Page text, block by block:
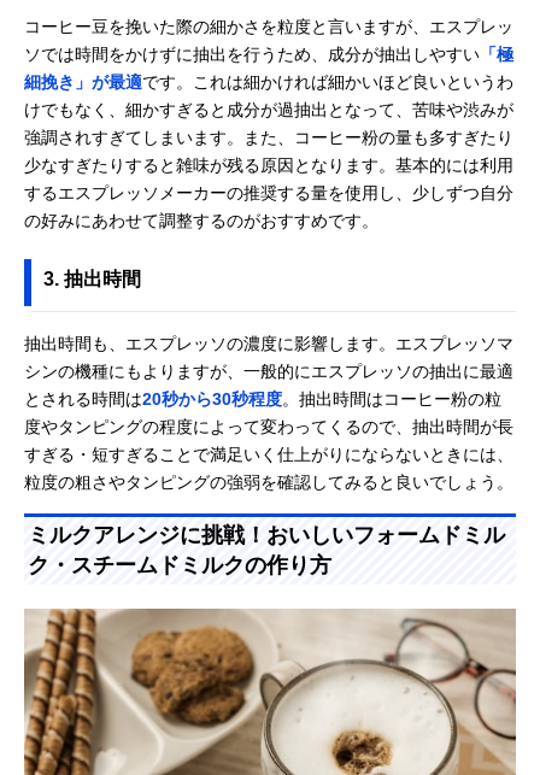
コーヒー豆を挽いた際の細かさを粒度と言いますが、エスプレッ
ソでは時間をかけずに抽出を行うため、成分が抽出しやすい 「極
細挽き」が最適です。これは細かければ細かいほど良いというわ
けでもなく、細かすぎると成分が過抽出となって、苦味や渋みが
強調されすぎてしまいます。また、コーヒー粉の量も多すぎたり
少なすぎたりすると雑味が残る原因となります。基本的には利用
するエスプレッソメーカーの推奨する量を使用し、少しずつ自分
の好みにあわせて調整するのがおすすめです。
3. 抽出時間
抽出時間も、エスプレッソの濃度に影響します。エスプレッソマ
シンの機種にもよりますが、一般的にエスプレッソの抽出に最適
とされる時間は20秒から30秒程度。抽出時間はコーヒー粉の粒
度やタンピングの程度によって変わってくるので、抽出時間が長
すぎる・短すぎることで満足いく仕上がりにならないときには、
粒度の粗さやタンピングの強弱を確認してみると良いでしょう。
ミルクアレンジに挑戦！おいしいフォームドミル
ク・スチームドミルクの作り方